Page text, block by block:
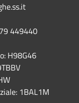
449440
H98G46
1BAL1M